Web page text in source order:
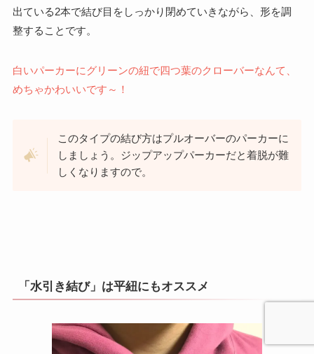
出ている2本で結び目をしっかり閉めていきながら、形を調
整することです。
白いパーカーにグリーンの紐で四つ葉のクローバーなんて、
めちゃかわいいです～！
このタイプの結び方はプルオーバーのパーカーに
しましょう。ジップアップパーカーだと着脱が難
しくなりますので。
「水引き結び」は平紐にもオススメ